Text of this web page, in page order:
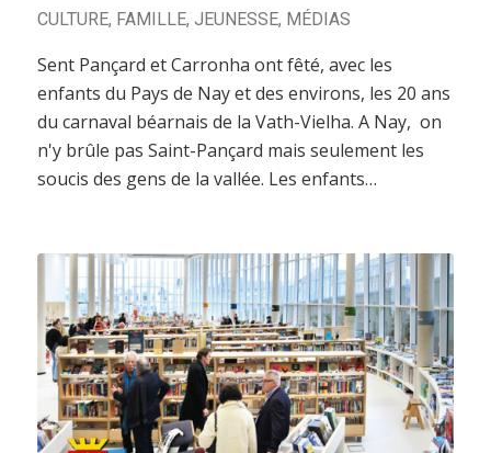
CULTURE, FAMILLE, JEUNESSE, MÉDIAS
Sent Pançard et Carronha ont fêté, avec les
enfants du Pays de Nay et des environs, les 20 ans
du carnaval béarnais de la Vath-Vielha. A Nay, on
n'y brûle pas Saint-Pançard mais seulement les
soucis des gens de la vallée. Les enfants…